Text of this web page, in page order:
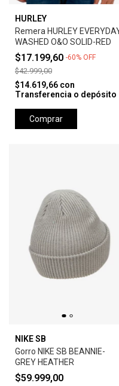
HURLEY
Remera HURLEY
WASHED O&O SOLID-RED
$17.199,60 -60% OFF
$42.999,00
$14.619,66 con
Transferencia o depósito
Comprar
NIKE SB
Gorro NIKE SB BEANNIE-
GREY HEATHER
$59.999,00